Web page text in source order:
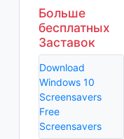
Больше
бесплатных
Заставок
Download
Windows 10
Screensavers
Free
Screensavers